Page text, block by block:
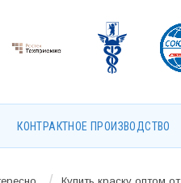
КОНТРАКТНОЕ ПРОИЗВОДСТВО
Купить краску оптом